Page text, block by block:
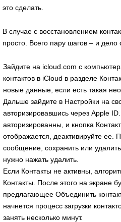
это сделать.
В случае с восстановлением
просто. Всего пару шагов – и дело
Зайдите на icloud.com с
контактов в iCloud в разделе
новые данные, если есть такая
Дальше зайдите в Настройки на
авторизировавшись через Apple
авторизированны, и кнопка
отображается, деактивируйте ее.
сообщение, сохранить или
нужно нажать удалить.
Если Контакты не активны,
Контакты. После этого на экране
предлагающее Объединить
начнется процесс загрузки
занять несколько минут.